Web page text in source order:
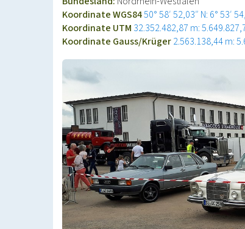
Koordinate WGS8450° 58′ 52,03″ N: 6° 53′
Koordinate UTM 32.352.482,87 m:
Koordinate Gauss/Krüger2.563.138,44 m: